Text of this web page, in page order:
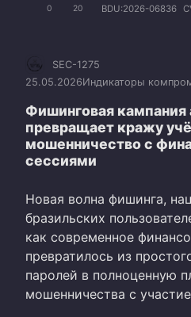
0 20 BDU:2026-06836
SEC-1275
25.05.2026Индикаторы
Фишинговая кампания
превращает кражу
мошенничество с
сессиями
Новая волна фишинга,
бразильских
как современное
превратилось из
паролей в полноценную
мошенничества с